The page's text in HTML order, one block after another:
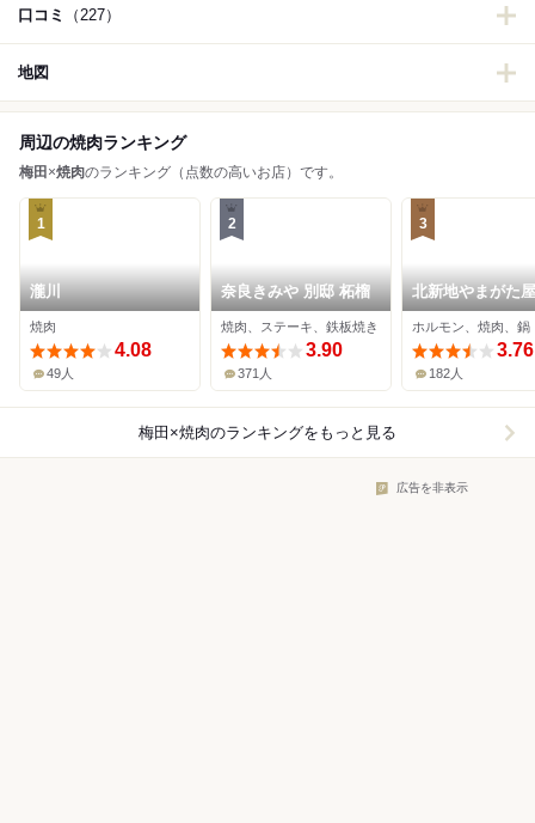
口コミ （227）
地図
周辺の焼肉ランキング
梅田 ×焼肉のランキング（点数の高いお店）です。
1
瀧川
焼肉
4.08
49人
2
奈良きみや 別邸 柘榴
焼肉、ステーキ、鉄板焼き
3.90
371人
3
北新地やまがた屋
ホルモン、焼肉、鍋
3.76
182人
梅田×焼肉のランキングをもっと見る
広告を非表示